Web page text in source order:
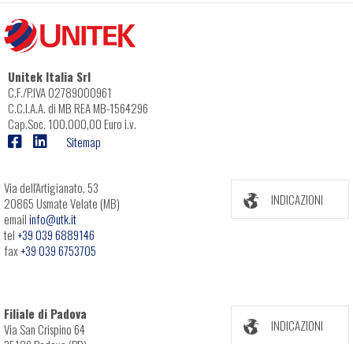
Unitek Italia Srl
C.F./P.IVA 02789000961
C.C.I.A.A. di MB REA MB-1564296
Cap.Soc. 100.000,00 Euro i.v.
Sitemap
Via dell'Artigianato, 53
20865 Usmate Velate (MB)
emailinfo@utk.it
tel+39 039 6889146
fax+39 039 6753705
INDICAZIONI
Filiale di Padova
Via San Crispino 64
INDICAZIONI